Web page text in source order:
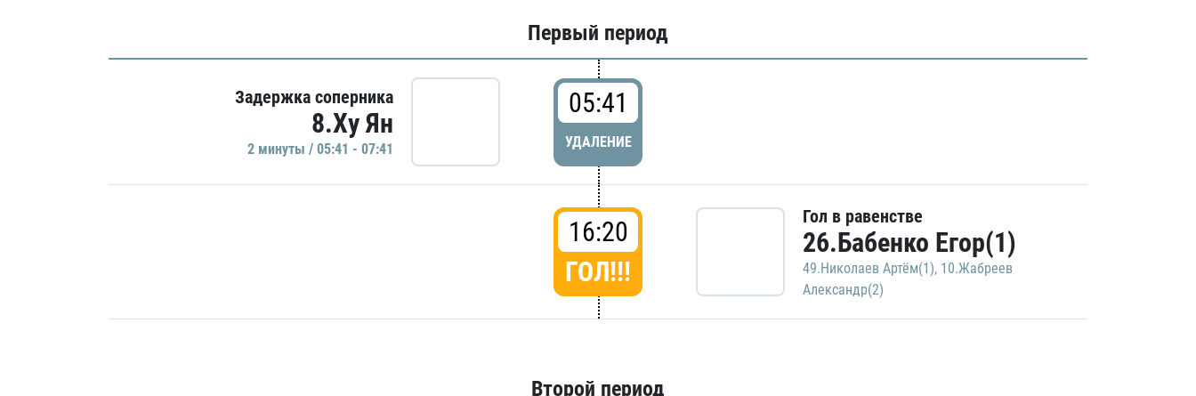
Первый период
Задержка соперника
8.Ху Ян
2 минуты / 05:41 - 07:41
05:41
УДАЛЕНИЕ
16:20
ГОЛ!!!
Гол в равенстве
26.Бабенко Егор(1)
49.Николаев Артём(1), 10.Жабреев
Александр(2)
Второй период